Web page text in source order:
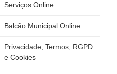
Serviços Online
Balcão Municipal Online
Privacidade, Termos, RGPD
e Cookies